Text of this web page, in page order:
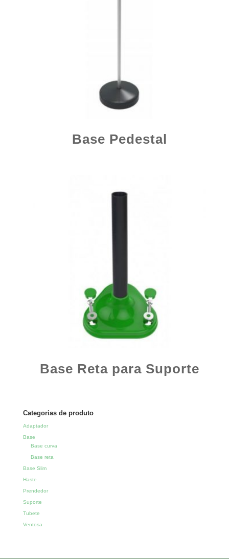
Base Pedestal
Base Reta para Suporte
Categorias de produto
Adaptador
Base
Base curva
Base reta
Base Slim
Haste
Prendedor
Suporte
Tubete
Ventosa